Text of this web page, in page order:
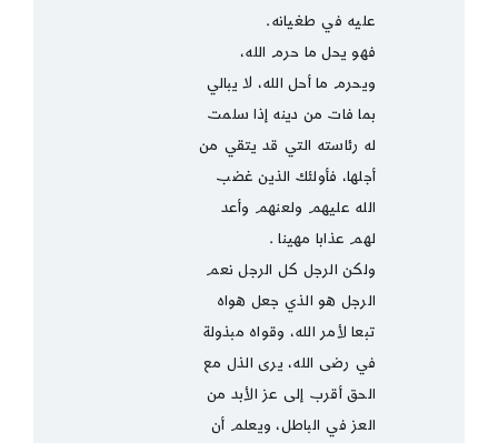
عليه في طغيانه.
فهو يحل ما حرم الله،
ويحرم ما أحل الله، لا يبالي
بما فات من دينه إذا سلمت
له رئاسته التي قد يتقي من
أجلها، فأولئك الذين غضب
الله عليهم ولعنهم وأعد
لهم عذابا مهينا .
ولكن الرجل كل الرجل نعم
الرجل هو الذي جعل هواه
تبعا لأمر الله، وقواه مبذولة
في رضى الله، يرى الذل مع
الحق أقرب إلى عز الأبد من
العز في الباطل، ويعلم أن